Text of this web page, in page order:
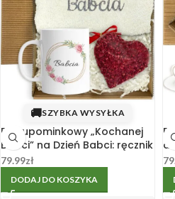
🚚SZYBKA WYSYŁKA
Box upominkowy „Kochanej
Babci” na Dzień Babci: ręcznik
i kubek 330 ml
79.99zł
DODAJ DO KOSZYKA